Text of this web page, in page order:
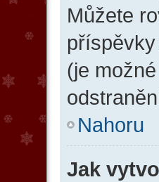
Můžete
(je
Nahoru
Jak